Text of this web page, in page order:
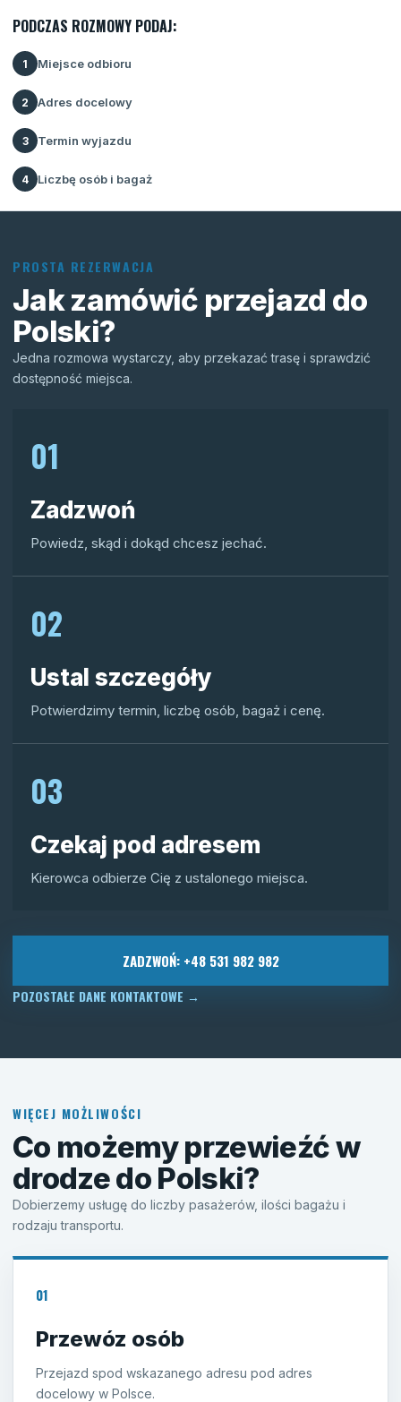
PODCZAS ROZMOWY PODAJ:
1 Miejsce odbioru
2 Adres docelowy
3 Termin wyjazdu
4 Liczbę osób i bagaż
PROSTA REZERWACJA
Jak zamówić przejazd do
Polski?
Jedna rozmowa wystarczy, aby przekazać trasę i sprawdzić
dostępność miejsca.
01
Zadzwoń
Powiedz, skąd i dokąd chcesz jechać.
02
Ustal szczegóły
Potwierdzimy termin, liczbę osób, bagaż i cenę.
03
Czekaj pod adresem
Kierowca odbierze Cię z ustalonego miejsca.
ZADZWOŃ: +48 531 982 982
POZOSTAŁE DANE KONTAKTOWE →
WIĘCEJ MOŻLIWOŚCI
Co możemy przewieźć w
drodze do Polski?
Dobierzemy usługę do liczby pasażerów, ilości bagażu i
rodzaju transportu.
01
Przewóz osób
Przejazd spod wskazanego adresu pod adres
docelowy w Polsce.